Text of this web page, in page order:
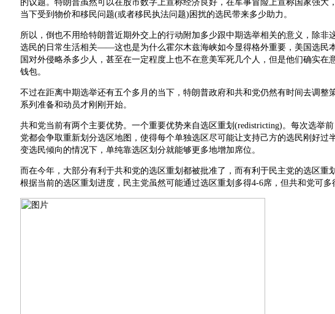
的议题。特朗普虽然可以在股市数字上宣称经济良好，在军事冒险上宣称国家强大
当下受到物价和移民问题(或者移民执法问题)困扰的选民带来多少助力。
所以，倒也不用给特朗普近期外交上的行动附加多少跟中期选举相关的意义，除非
选民的日常生活相关——这也是为什么霍尔木兹海峡如今显得格外重要，美国选民
国对外侵略杀多少人，甚至在一定程度上也不在意美军死几个人，但是他们确实在
钱包。
不过在距离中期选举还有五个多月的当下，特朗普政府和共和党仍然有时间去调整
系列准备和动员才刚刚开始。
共和党当前有两个主要优势。一个重要优势来自选区重划(redistricting)。每次选举
党都会争取重新划分选区地图，使得每个单独选区尽可能让支持己方的选民刚好过
变选民倾向的情况下，单纯靠选区划分就能够更多地增加席位。
而在今年，大部分有利于共和党的选区重划都被批准了，而有利于民主党的选区重
根据当前的选区重划进度，民主党虽然可能通过选区重划多得4-6席，但共和党可多